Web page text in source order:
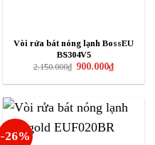
Vòi rửa bát nóng lạnh BossEU
BS304V5
2.150.000₫ Giá
là:
900.000₫Giá
hiện
tại
-26%